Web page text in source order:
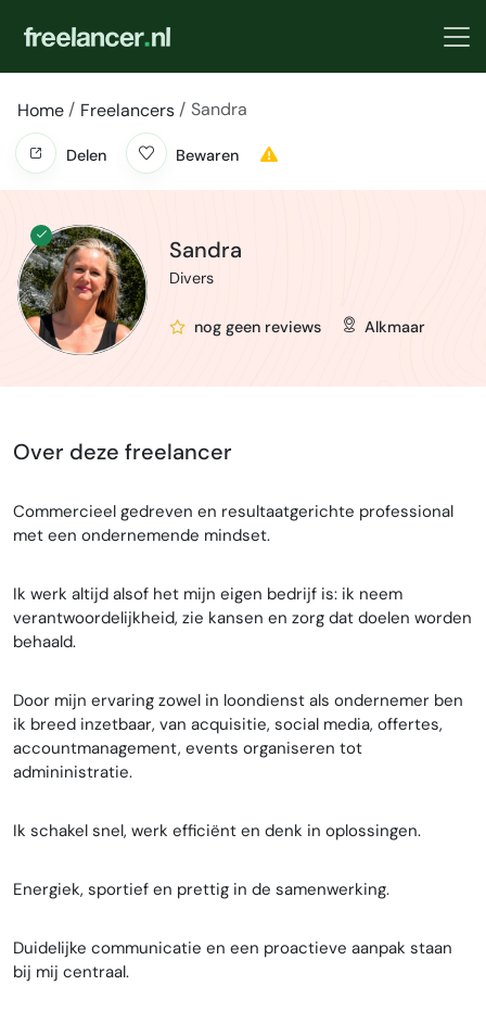
Home Freelancers Sandra
Delen Bewaren
Sandra
Divers
nog geen reviews Alkmaar
Over deze freelancer
Commercieel gedreven en resultaatgerichte professional
met een ondernemende mindset.
Ik werk altijd alsof het mijn eigen bedrijf is: ik neem
verantwoordelijkheid, zie kansen en zorg dat doelen worden
behaald.
Door mijn ervaring zowel in loondienst als ondernemer ben
ik breed inzetbaar, van acquisitie, social media, offertes,
accountmanagement, events organiseren tot
admininistratie.
Ik schakel snel, werk efficiënt en denk in oplossingen.
Energiek, sportief en prettig in de samenwerking.
Duidelijke communicatie en een proactieve aanpak staan
bij mij centraal.